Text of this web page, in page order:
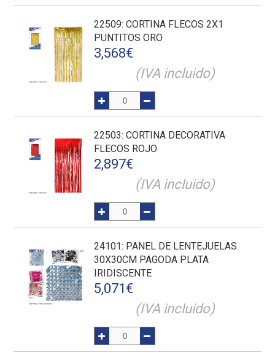
22509: CORTINA FLECOS 2X1
PUNTITOS ORO
3,568€
(IVA incluido)
22503: CORTINA DECORATIVA
FLECOS ROJO
2,897€
(IVA incluido)
24101: PANEL DE LENTEJUELAS
30X30CM PAGODA PLATA
IRIDISCENTE
5,071 €
(IVA incluido)